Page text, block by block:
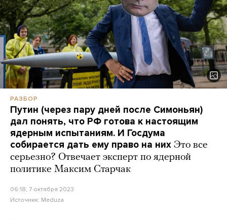
РАЗБОР
Путин (через пару дней после Симоньян)
дал понять, что РФ готова к настоящим
ядерным испытаниям. И Госдума
собирается дать ему право на них Это все
серьезно? Отвечает эксперт по ядерной
политике Максим Старчак
06:18, 7 октября 2023
Источник: Meduza